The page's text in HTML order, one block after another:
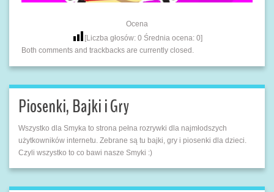
Ocena
[Liczba głosów: 0 Średnia ocena: 0]
Both comments and trackbacks are currently closed.
Piosenki, Bajki i Gry
Wszystko dla Smyka to strona pełna rozrywki dla najmłodszych
użytkowników internetu. Zebrane są tu bajki, gry i piosenki dla dzieci.
Czyli wszystko to co bawi nasze Smyki :)